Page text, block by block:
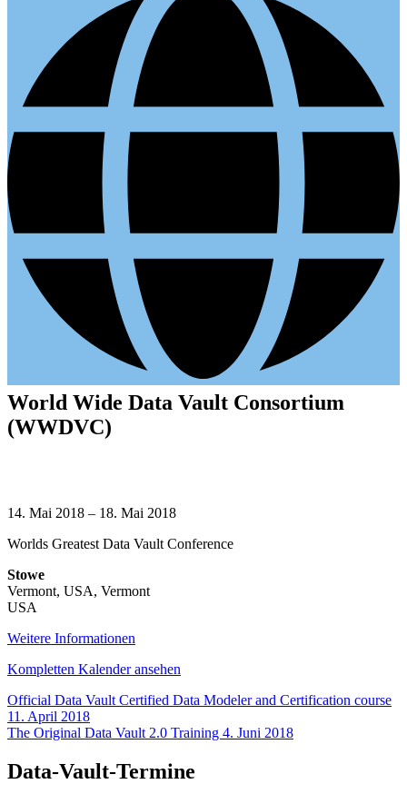
World Wide Data Vault Consortium
(WWDVC)
Wide
Vault
(WWDVC)
14. Mai 2018 – 18. Mai 2018
Worlds Greatest Data Vault Conference
Stowe
Vermont, USA, Vermont
USA
Weitere Informationen
Kompletten Kalender ansehen
Beitragsnavigation
Official Data Vault Certified Data Modeler and Certification course
11. April 2018
The Original Data Vault 2.0 Training 4. Juni 2018
Data-Vault-Termine